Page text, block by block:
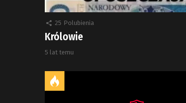
25 Polubienia
Królowie
5 lat temu